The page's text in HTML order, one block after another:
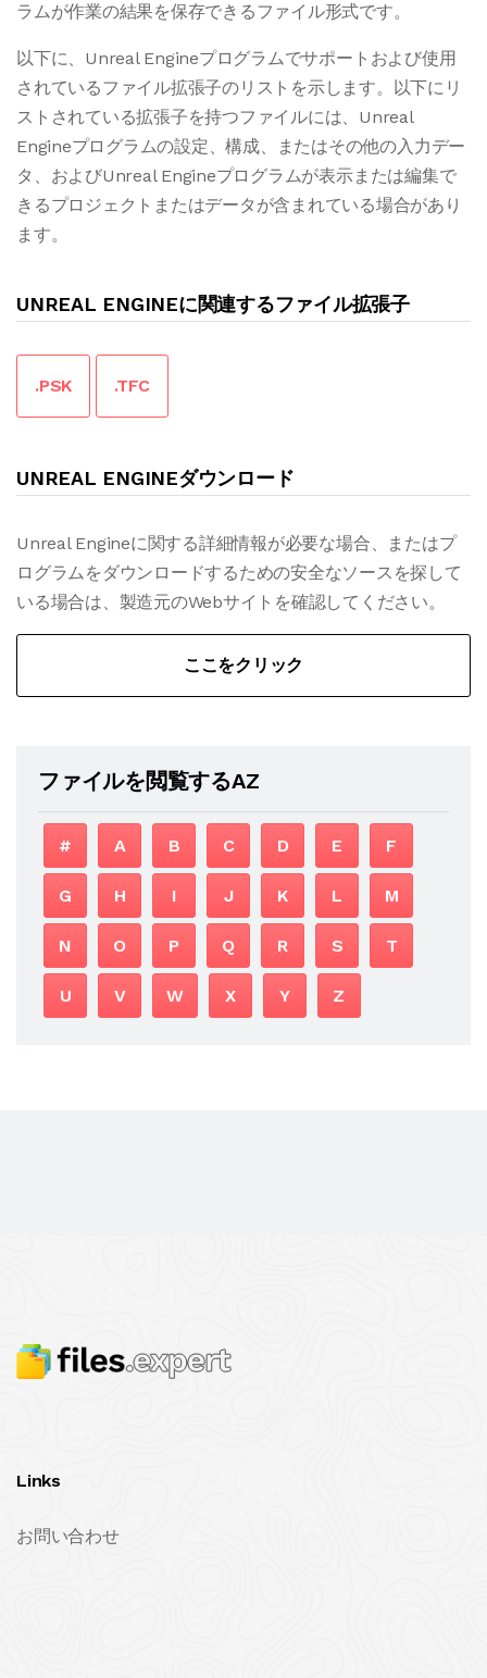
ラムが作業の結果を保存できるファイル形式です。
以下に、Unreal Engineプログラムでサポートおよび使用
されているファイル拡張子のリストを示します。以下にリ
ストされている拡張子を持つファイルには、Unreal
Engineプログラムの設定、構成、またはその他の入力デー
タ、およびUnreal Engineプログラムが表示または編集で
きるプロジェクトまたはデータが含まれている場合があり
ます。
UNREAL ENGINEに関連するファイル拡張子
.PSK .TFC
UNREAL ENGINEダウンロード
Unreal Engineに関する詳細情報が必要な場合、またはプ
ログラムをダウンロードするための安全なソースを探して
いる場合は、製造元のWebサイトを確認してください。
ここをクリック
ファイルを閲覧するAZ
# A B C D E F
G H I J K L M
N O P Q R S T
U V W X Y Z
Links
お問い合わせ